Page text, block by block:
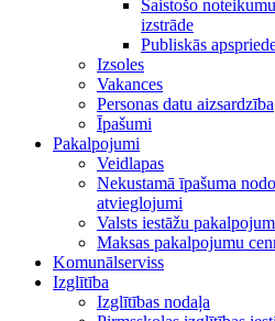
Saistošo noteikumu
izstrāde
Publiskās
Izsoles
Vakances
Personas datu aizsardzība
Īpašumi
Pakalpojumi
Veidlapas
Nekustamā īpašuma
atvieglojumi
Valsts iestāžu
Maksas pakalpojumu
Komunālserviss
Izglītība
Izglītības nodaļa